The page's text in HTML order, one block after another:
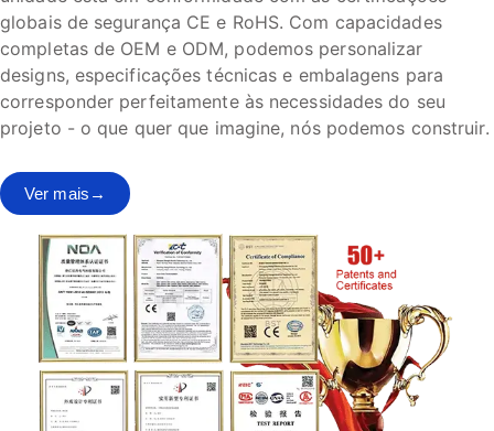
globais de segurança CE e RoHS. Com capacidades
completas de OEM e ODM, podemos personalizar
designs, especificações técnicas e embalagens para
corresponder perfeitamente às necessidades do seu
projeto - o que quer que imagine, nós podemos construir.
Ver mais→